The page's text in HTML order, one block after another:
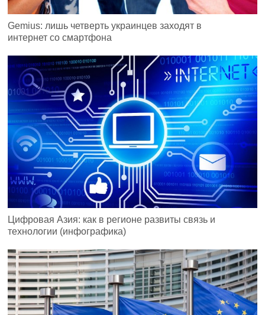
Gemius: лишь четверть украинцев заходят в
интернет со смартфона
Цифровая Азия: как в регионе развиты связь и
технологии (инфографика)